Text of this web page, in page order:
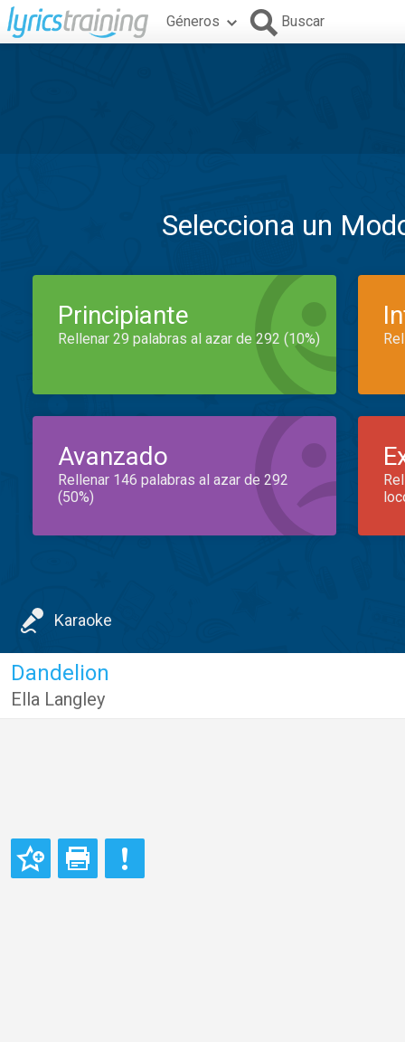
Géneros Buscar
Selecciona un
Principiante
Rellenar 29 palabras al azar de 292 (10%)
Avanzado
Rellenar 146 palabras al azar de 292
(50%)
Karaoke
Dandelion
Ella Langley